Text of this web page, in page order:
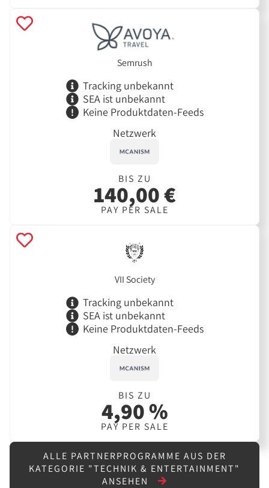
Semrush
Tracking unbekannt
SEA ist unbekannt
Keine Produktdaten-Feeds
Netzwerk
BIS ZU
140,00 €
PAY PER SALE
VII Society
Tracking unbekannt
SEA ist unbekannt
Keine Produktdaten-Feeds
Netzwerk
BIS ZU
4,90 %
PAY PER SALE
ALLE PARTNERPROGRAMME AUS DER
KATEGORIE "TECHNIK & ENTERTAINMENT"
ANSEHEN